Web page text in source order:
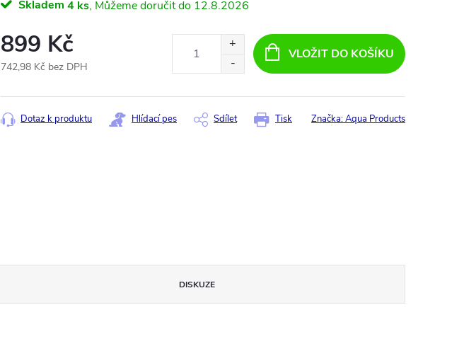
Skladem 4 ks 12.8.2026
899 Kč
742,98 Kč bez DPH
cena:
VLOŽIT DO KOŠÍKU
Tisk
Dotaz k produktu Hlídací pes Sdílet Značka:Aqua Products
DISKUZE